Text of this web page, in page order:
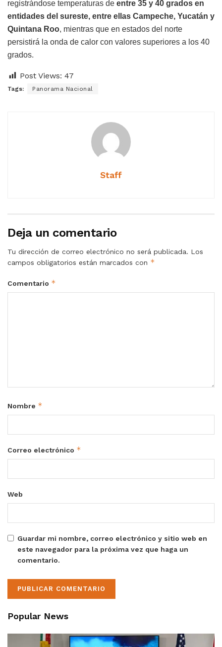
registrándose temperaturas de entre 35 y 40 grados en
entidades del sureste, entre ellas Campeche, Yucatán y
Quintana Roo, mientras que en estados del norte
persistirá la onda de calor con valores superiores a los 40
grados.
Post Views: 47
Tags: Panorama Nacional
Staff
Deja un comentario
Tu dirección de correo electrónico no será publicada. Los
campos obligatorios están marcados con *
Comentario *
Nombre *
Correo electrónico *
Web
Guardar mi nombre, correo electrónico y sitio web en
este navegador para la próxima vez que haga un
comentario.
Popular News